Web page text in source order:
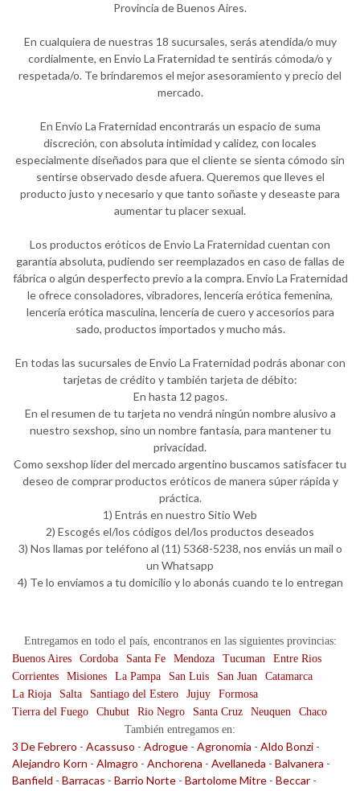
Provincia de Buenos Aires.
En cualquiera de nuestras 18 sucursales, serás atendida/o muy
cordialmente, en Envio La Fraternidad te sentirás cómoda/o y
respetada/o. Te brindaremos el mejor asesoramiento y precio del
mercado.
En Envio La Fraternidad encontrarás un espacio de suma
discreción, con absoluta intimidad y calidez, con locales
especialmente diseñados para que el cliente se sienta cómodo sin
sentirse observado desde afuera. Queremos que lleves el
producto justo y necesario y que tanto soñaste y deseaste para
aumentar tu placer sexual.
Los productos eróticos de Envio La Fraternidad cuentan con
garantía absoluta, pudiendo ser reemplazados en caso de fallas de
fábrica o algún desperfecto previo a la compra. Envio La Fraternidad
le ofrece consoladores, vibradores, lencería erótica femenina,
lencería erótica masculina, lencería de cuero y accesorios para
sado, productos importados y mucho más.
En todas las sucursales de Envio La Fraternidad podrás abonar con
tarjetas de crédito y también tarjeta de débito:
En hasta 12 pagos.
En el resumen de tu tarjeta no vendrá ningún nombre alusivo a
nuestro sexshop, sino un nombre fantasía, para mantener tu
privacidad.
Como sexshop líder del mercado argentino buscamos satisfacer tu
deseo de comprar productos eróticos de manera súper rápida y
práctica.
1) Entrás en nuestro Sitio Web
2) Escogés el/los códigos del/los productos deseados
3) Nos llamas por teléfono al (11) 5368-5238, nos enviás un mail o
un Whatsapp
4) Te lo enviamos a tu domicilio y lo abonás cuando te lo entregan
Entregamos en todo el país, encontranos en las siguientes provincias:
Buenos Aires
Cordoba Santa Fe Mendoza Tucuman
Entre Rios
Corrientes
Misiones La Pampa San Luis San Juan
Catamarca
La Rioja
Salta Santiago del Estero Jujuy
Formosa
Tierra del Fuego
Chubut Rio Negro Santa Cruz Neuquen
Chaco
También entregamos en:
3 De Febrero - Acassuso - Adrogue - Agronomia - Aldo Bonzi -
Alejandro Korn - Almagro - Anchorena - Avellaneda - Balvanera -
Banfield - Barracas - Barrio Norte - Bartolome Mitre - Beccar -